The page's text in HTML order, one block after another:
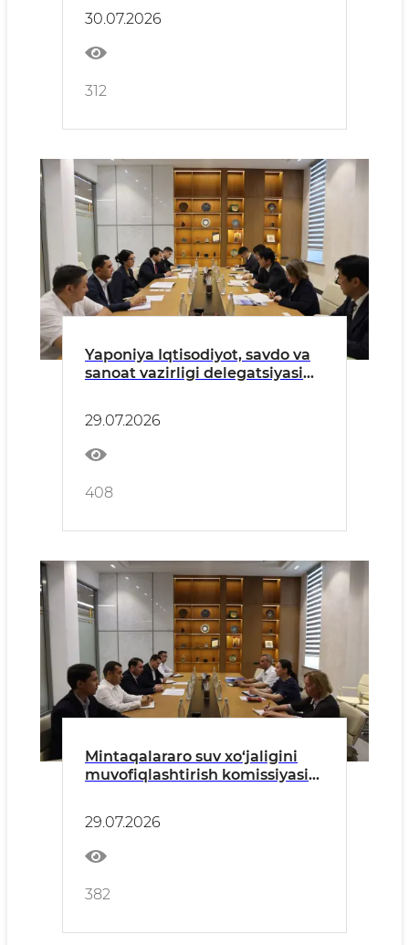
30.07.2026
312
Yaponiya Iqtisodiyot, savdo va
sanoat vazirligi delegatsiyasi
29.07.2026
408
Mintaqalararo suv xo‘jaligini
muvofiqlashtirish komissiyasi
masalalari muhokama qilindi
29.07.2026
382